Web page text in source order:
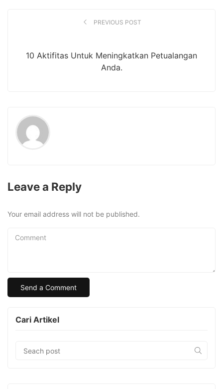
PREVIOUS POST
10 Aktifitas Untuk Meningkatkan Petualangan
Anda.
Leave a Reply
Your email address will not be published.
Comment
Cari Artikel